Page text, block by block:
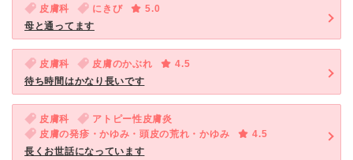
皮膚科 にきび
5.0
母と通ってます
皮膚科 皮膚のかぶれ
4.5
待ち時間はかなり長いです
皮膚科
アトピー性皮膚炎
皮膚の発疹・かゆみ・頭皮の荒れ・かゆみ
4.5
長くお世話になっています